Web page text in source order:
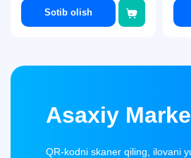
Sotib olish
Asaxiy
QR-kodni skaner qiling, ilovani